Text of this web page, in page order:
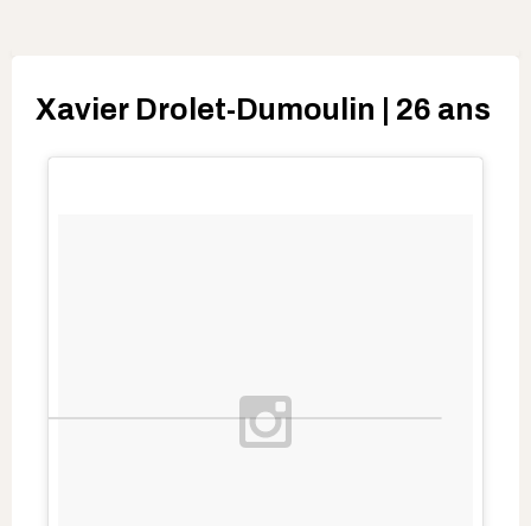
Xavier Drolet-Dumoulin | 26 ans